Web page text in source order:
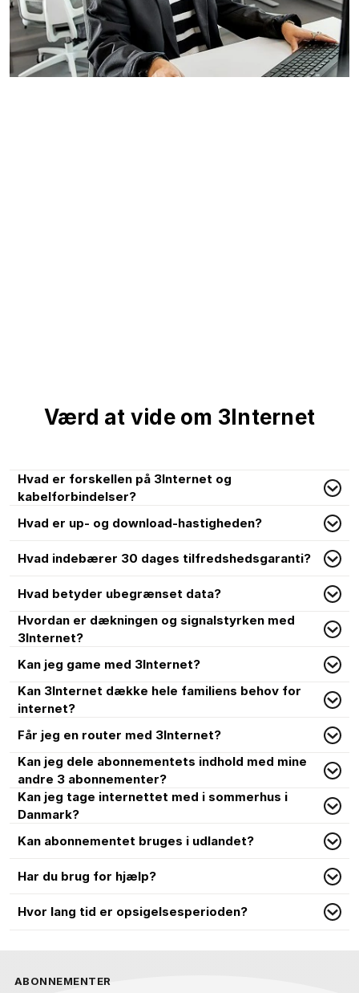
Værd at vide om 3Internet
Hvad er forskellen på 3Internet og
kabelforbindelser?
Hvad er up- og download-hastigheden?
Hvad indebærer 30 dages tilfredshedsgaranti?
Hvad betyder ubegrænset data?
Hvordan er dækningen og signalstyrken med
3Internet?
Kan jeg game med 3Internet?
Kan 3Internet dække hele familiens behov for
internet?
Får jeg en router med 3Internet?
Kan jeg dele abonnementets indhold med mine
andre 3 abonnementer?
Kan jeg tage internettet med i sommerhus i
Danmark?
Kan abonnementet bruges i udlandet?
Har du brug for hjælp?
Hvor lang tid er opsigelsesperioden?
ABONNEMENTER